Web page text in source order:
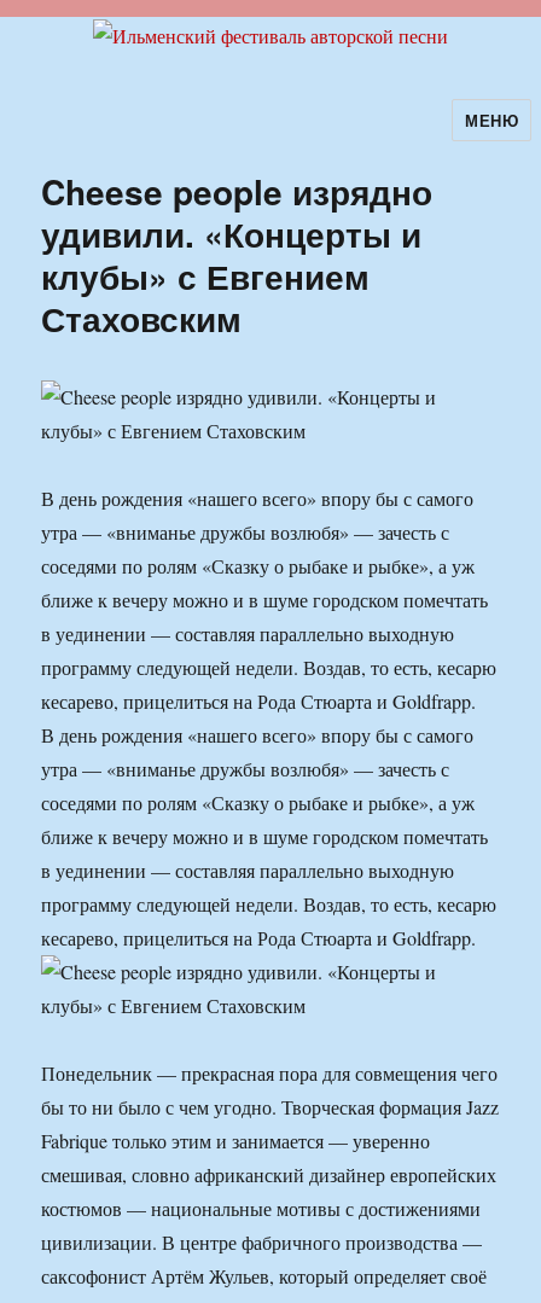
Ильменский фестиваль авторской
песни
МЕНЮ
Cheese people изрядно
удивили. «Концерты и
клубы» с Евгением
Стаховским
В день рождения «нашего всего» впору бы с самого
утра — «вниманье дружбы возлюбя» — зачесть с
соседями по ролям «Сказку о рыбаке и рыбке», а уж
ближе к вечеру можно и в шуме городском помечтать
в уединении — составляя параллельно выходную
программу следующей недели. Воздав, то есть, кесарю
кесарево, прицелиться на Рода Стюарта и Goldfrapp.
В день рождения «нашего всего» впору бы с самого
утра — «вниманье дружбы возлюбя» — зачесть с
соседями по ролям «Сказку о рыбаке и рыбке», а уж
ближе к вечеру можно и в шуме городском помечтать
в уединении — составляя параллельно выходную
программу следующей недели. Воздав, то есть, кесарю
кесарево, прицелиться на Рода Стюарта и Goldfrapp.
Понедельник — прекрасная пора для совмещения чего
бы то ни было с чем угодно. Творческая формация Jazz
Fabrique только этим и занимается — уверенно
смешивая, словно африканский дизайнер европейских
костюмов — национальные мотивы с достижениями
цивилизации. В центре фабричного производства —
саксофонист Артём Жульев, который определяет своё